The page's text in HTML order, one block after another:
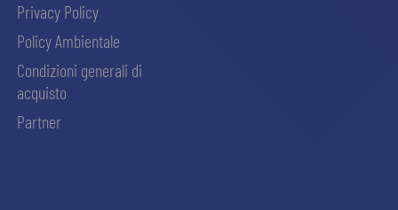
Privacy Policy
Policy Ambientale
Condizioni generali di
acquisto
Partner